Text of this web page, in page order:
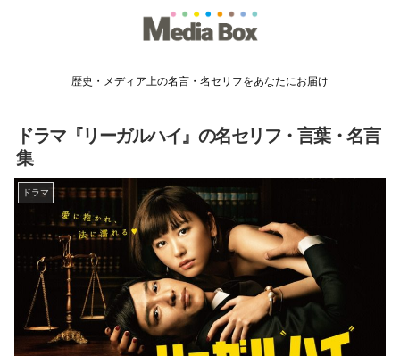
歴史・メディア上の名言・名セリフをあなたにお届け
ドラマ『リーガルハイ』の名セリフ・言葉・名言
集
ドラマ